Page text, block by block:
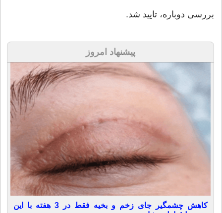
بررسی دوباره، تایید شد.
پیشنهاد امروز
کاهش چشمگیر جای زخم و بخیه فقط در 3 هفته با این